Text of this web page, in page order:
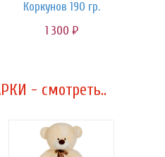
Коркунов 190 гр.
1 300 руб.
- смотреть..